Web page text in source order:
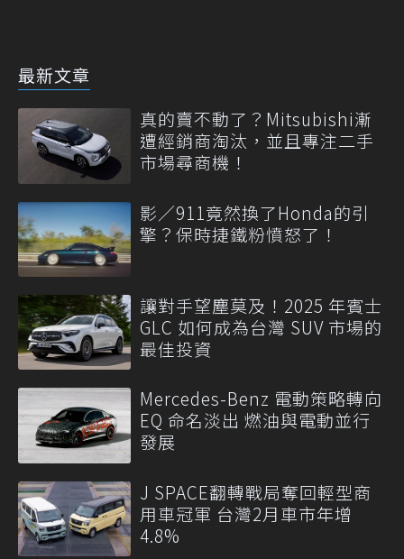
最新文章
真的賣不動了？Mitsubishi漸
遭經銷商淘汰，並且專注二手
市場尋商機！
影／911竟然換了Honda的引
擎？保時捷鐵粉憤怒了！
讓對手望塵莫及！2025 年賓士
GLC 如何成為台灣 SUV 市場的
最佳投資
Mercedes-Benz 電動策略轉向
EQ 命名淡出 燃油與電動並行
發展
J SPACE翻轉戰局奪回輕型商
用車冠軍 台灣2月車市年增
4.8%